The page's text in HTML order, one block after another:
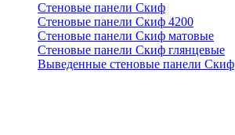
Стеновые панели Скиф
Стеновые панели Скиф 4200
Стеновые панели Скиф матовые
Стеновые панели Скиф глянцевые
Выведенные стеновые панели Скиф